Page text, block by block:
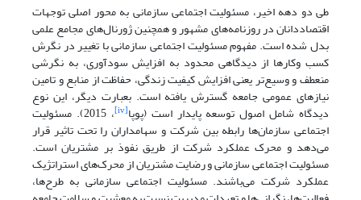
طی دو دهه اخیر، مسئولیت اجتماعی سازمانی به محور اصلی توجهات
اقتصاددانان در روزنامه‌های مشهور و همچنین ژورنال‌های مجامع علمی
بدل شده ‌است. مفهوم مسئولیت اجتماعی سازمانی با تغییر در نگرش
کسب وکارها از دیدگاهی محدود به افزایش سودآوری، به نگرشی
منعطف و وسیع‌تر یعنی افزایش کیفیت زندگی، حفاظت از منابع و تامین
نیازهای عمومی جامعه گسترش یافته است. بعبارت دیگر، این نوع
دیدگاه شامل اصول توسعه پایدار است (پوپا[iv] ، 2015). مسئولیت
اجتماعی سازمان‌ها رابطه بین شرکت و سهامداران را تحت تاثیر قرار
می‌دهد و محرک‌ عملکرد شرکت از طریق نفوذ بر مشتریان است.
مسئولیت اجتماعی سازمانی و رضایت مشتریان از محرک‌های استراتژیک
عملکرد شرکت می‌باشند. مسئولیت اجتماعی سازمانی به طرح‌ها،